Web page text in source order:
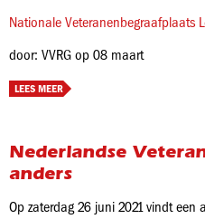
Nationale Veteranenbegraafplaats
door: VVRG op 08 maart
LEES MEER
Nederlandse
anders
Op zaterdag 26 juni 2021 vindt